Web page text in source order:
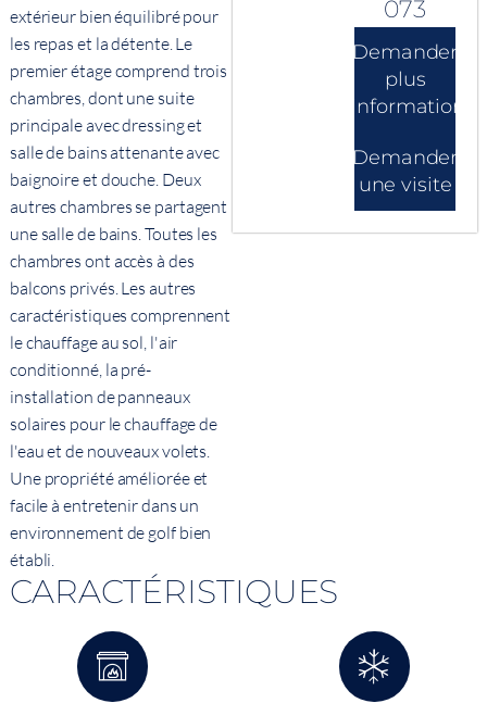
extérieur bien équilibré pour
les repas et la détente. Le
premier étage comprend trois
chambres, dont une suite
principale avec dressing et
salle de bains attenante avec
baignoire et douche. Deux
autres chambres se partagent
une salle de bains. Toutes les
chambres ont accès à des
balcons privés. Les autres
caractéristiques comprennent
le chauffage au sol, l'air
conditionné, la pré-
installation de panneaux
solaires pour le chauffage de
l'eau et de nouveaux volets.
Une propriété améliorée et
facile à entretenir dans un
environnement de golf bien
établi.
073
Demander
plus
d'informations
Demander
une visite
CARACTÉRISTIQUES